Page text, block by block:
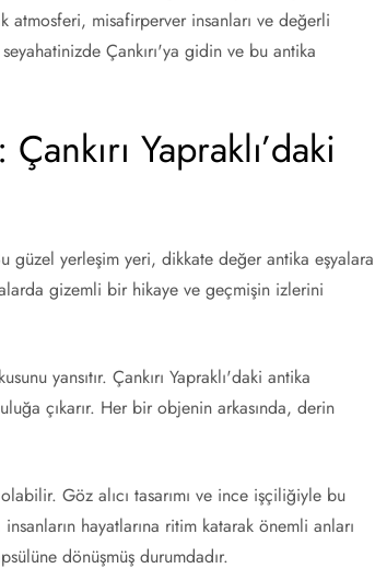
atmosferi, misafirperver insanları ve değerli
Çankırı'ya gidin ve bu antika
Yapraklı’daki
güzel yerleşim yeri, dikkate değer antika eşyalara
gizemli bir hikaye ve geçmişin izlerini
yansıtır. Çankırı Yapraklı'daki antika
çıkarır. Her bir objenin arkasında, derin
Göz alıcı tasarımı ve ince işçiliğiyle bu
hayatlarına ritim katarak önemli anları
dönüşmüş durumdadır.